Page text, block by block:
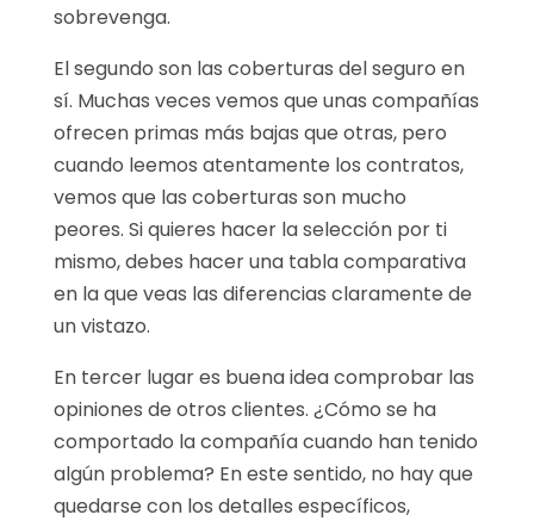
sobrevenga.
El segundo son las coberturas del seguro en
sí. Muchas veces vemos que unas compañías
ofrecen primas más bajas que otras, pero
cuando leemos atentamente los contratos,
vemos que las coberturas son mucho
peores. Si quieres hacer la selección por ti
mismo, debes hacer una tabla comparativa
en la que veas las diferencias claramente de
un vistazo.
En tercer lugar es buena idea comprobar las
opiniones de otros clientes. ¿Cómo se ha
comportado la compañía cuando han tenido
algún problema? En este sentido, no hay que
quedarse con los detalles específicos,